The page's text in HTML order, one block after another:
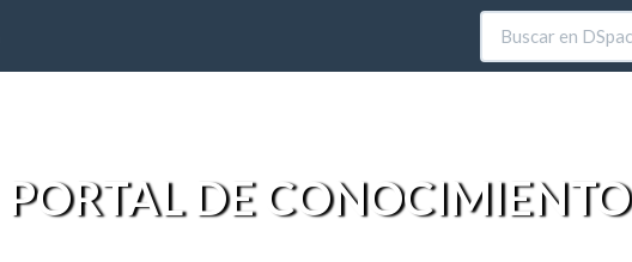
PORTAL DE CONOCIMIENTO